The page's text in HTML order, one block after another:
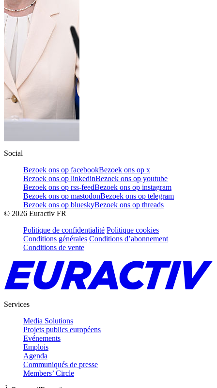
Social
Bezoek ons op facebookBezoek ons op x
Bezoek ons op linkedinBezoek ons op youtube
Bezoek ons op rss-feedBezoek ons op instagram
Bezoek ons op mastodonBezoek ons op telegram
Bezoek ons op blueskyBezoek ons op threads
© 2026 Euractiv FR
Politique de confidentialité Politique cookies
Conditions générales Conditions d’abonnement
Conditions de vente
Services
Media Solutions
Projets publics européens
Evénements
Emplois
Agenda
Communiqués de presse
Members’ Circle